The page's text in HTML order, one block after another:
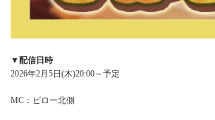
▼配信日時
2026年2月5日(木)20:00～予定
MC：ピロー北側